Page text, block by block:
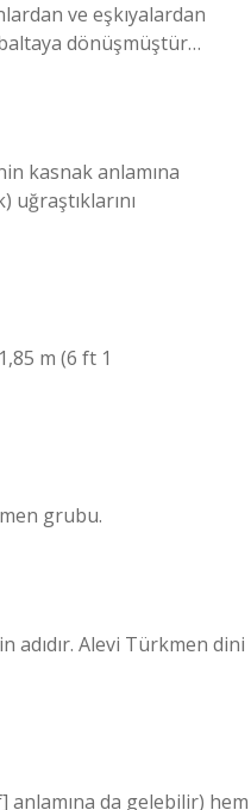
ve eşkıyalardan
baltaya dönüşmüştür…
kasnak anlamına
uğraştıklarını
m (6 ft 1
grubu.
adıdır. Alevi Türkmen dini